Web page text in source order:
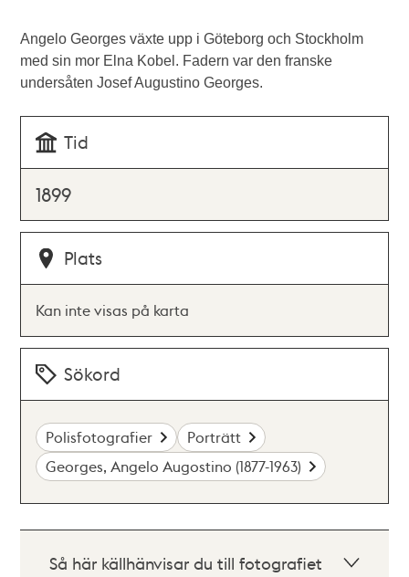
Angelo Georges växte upp i Göteborg och Stockholm
med sin mor Elna Kobel. Fadern var den franske
undersåten Josef Augustino Georges.
Tid
1899
Plats
Kan inte visas på karta
Sökord
Polisfotografier
Porträtt
Georges, Angelo Augostino (1877-1963)
Så här källhänvisar du till fotografiet